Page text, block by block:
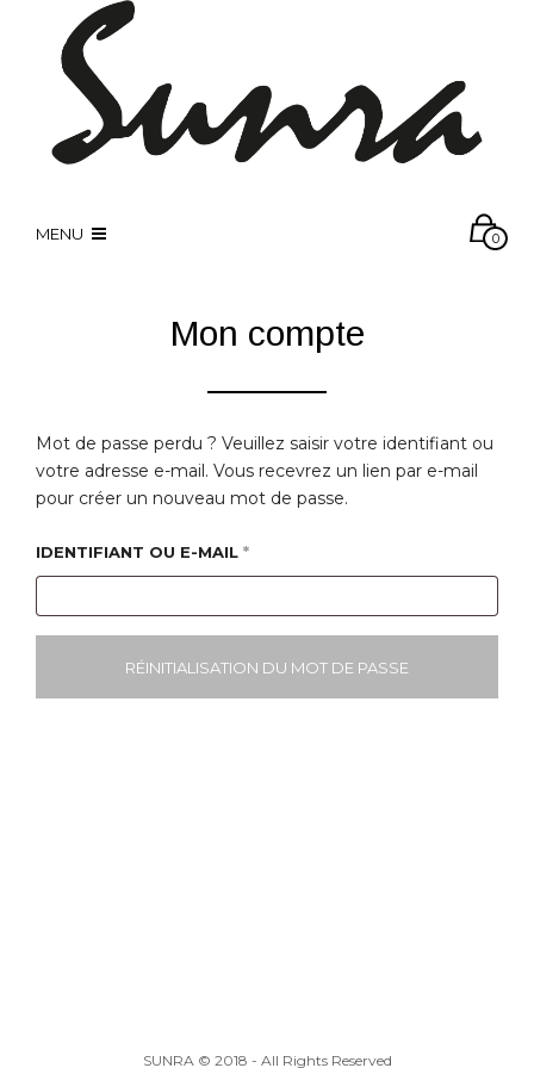
MENU 0
Mon compte
Mot de passe perdu ? Veuillez saisir votre identifiant ou
votre adresse e-mail. Vous recevrez un lien par e-mail
pour créer un nouveau mot de passe.
IDENTIFIANT OU E-MAIL *OBLIGATOIRE
RÉINITIALISATION DU MOT DE PASSE
SUNRA © 2018 - All Rights Reserved